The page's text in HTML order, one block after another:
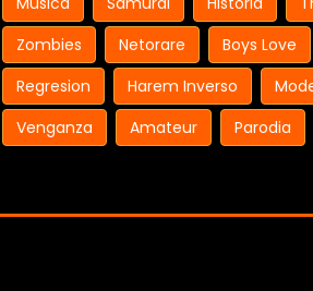
Zombies
Netorare Boys Love
Regresion
Harem Inverso
Venganza
Amateur Parodia